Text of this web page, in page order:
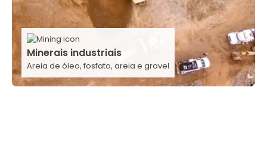
Minerais industriais
Areia de óleo, fosfato, areia e gravel